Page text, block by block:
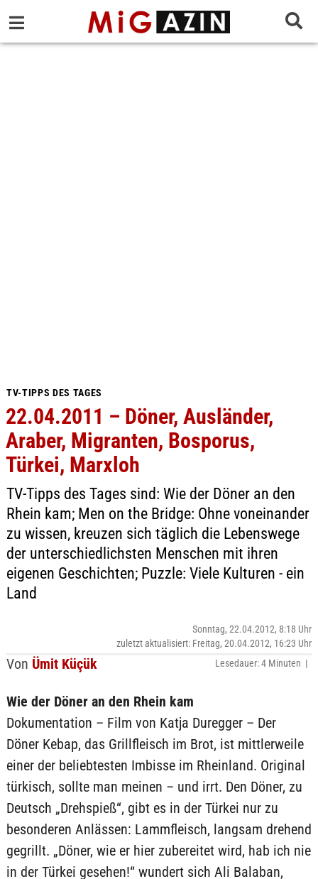
TV-TIPPS DES TAGES
22.04.2011 – Döner, Ausländer,
Araber, Migranten, Bosporus,
Türkei, Marxloh
TV-Tipps des Tages sind: Wie der Döner an den
Rhein kam; Men on the Bridge: Ohne voneinander
zu wissen, kreuzen sich täglich die Lebenswege
der unterschiedlichsten Menschen mit ihren
eigenen Geschichten; Puzzle: Viele Kulturen - ein
Land
Von Ümit Küçük
Sonntag, 22.04.2012, 8:18 Uhr
zuletzt aktualisiert: Freitag, 20.04.2012, 16:23 Uhr
Lesedauer: 4 Minuten |
Wie der Döner an den Rhein kam
Dokumentation – Film von Katja Duregger – Der
Döner Kebap, das Grillfleisch im Brot, ist mittlerweile
einer der beliebtesten Imbisse im Rheinland. Original
türkisch, sollte man meinen – und irrt. Den Döner, zu
Deutsch „Drehspieß“, gibt es in der Türkei nur zu
besonderen Anlässen: Lammfleisch, langsam drehend
gegrillt. „Döner, wie er hier zubereitet wird, hab ich nie
in der Türkei gesehen!“ wundert sich Ali Balaban,